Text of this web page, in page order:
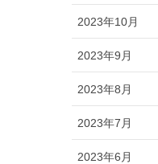
2023年10月
2023年9月
2023年8月
2023年7月
2023年6月